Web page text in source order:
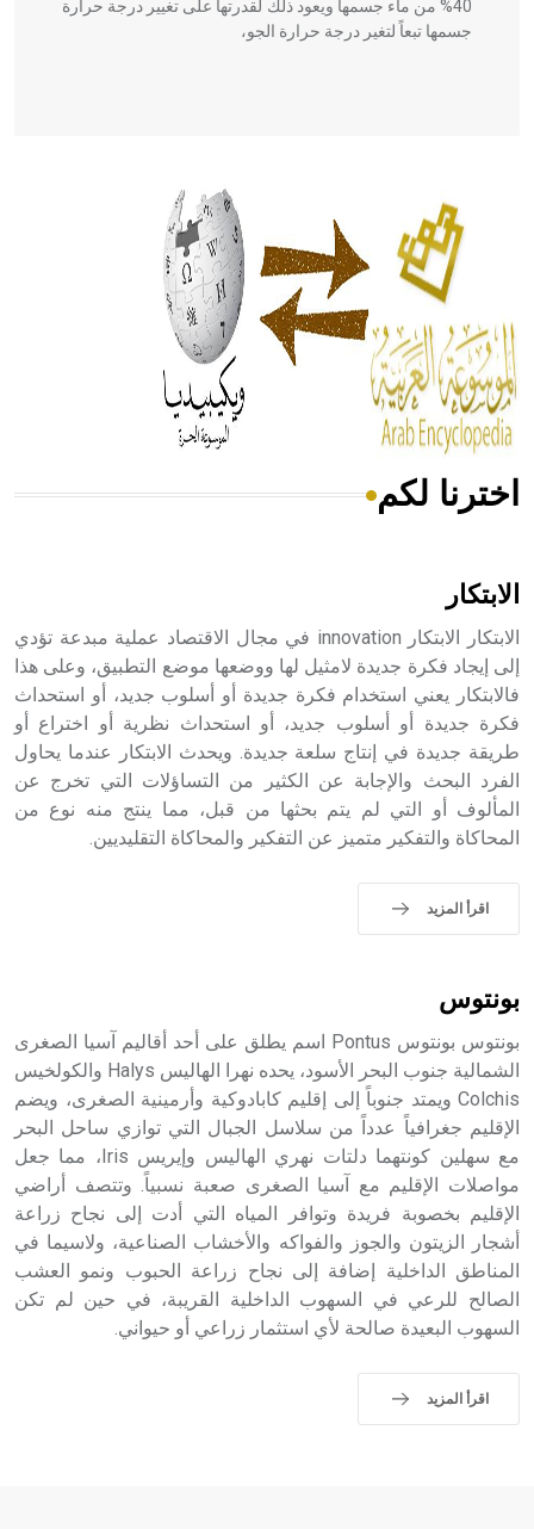
40% من ماء جسمها ويعود ذلك لقدرتها على تغيير درجة حرارة
جسمها تبعاً لتغير درجة حرارة الجو،
الحكم، الأدلة، تنظيم التغذية، ورسالته في جروح الرأس. ويعود
له الفضل بأنه حرر الطب من الدين والفلسفة.
- هل تعلم أن المرجان إفراز حيواني يتكون في البحر ويتركب
من مادة كربونات الكلسيوم، وهو أحمر أو شديد الحمرة وهو
أجود أنواعه، ويمتاز بكبر الحجم ويسمى الش
هل تعلم أن الأبسيد كلمة فرنسية اللفظ تم اعتمادها مصطلحاً
- هل تعلم أن أبجر Abgar اسم معروف جيداً يعود إلى عدد من
الملوك الذين حكموا مدينة إديسا (الرها) من أبجر الأول وحتى
التاسع، وهم ينتسبون إلى أسرة أوسروين
sign تكتب منفصلة غير متصلة، وتعتمد المبدأ الأكوروفوني،
اخترنا لكم
الابتكار
الابتكار الابتكار innovation في مجال الاقتصاد عملية مبدعة تؤدي
إلى إيجاد فكرة جديدة لامثيل لها ووضعها موضع التطبيق، وعلى هذا
فالابتكار يعني استخدام فكرة جديدة أو أسلوب جديد، أو استحداث
فكرة جديدة أو أسلوب جديد، أو استحداث نظرية أو اختراع أو
طريقة جديدة في إنتاج سلعة جديدة. ويحدث الابتكار عندما يحاول
الفرد البحث والإجابة عن الكثير من التساؤلات التي تخرج عن
المألوف أو التي لم يتم بحثها من قبل، مما ينتج منه نوع من
المحاكاة والتفكير متميز عن التفكير والمحاكاة التقليديين.
اقرأ المزيد
بونتوس
بونتوس بونتوس Pontus اسم يطلق على أحد أقاليم آسيا الصغرى
الشمالية جنوب البحر الأسود، يحده نهرا الهاليس Halys والكولخيس
Colchis ويمتد جنوباً إلى إقليم كابادوكية وأرمينية الصغرى، ويضم
الإقليم جغرافياً عدداً من سلاسل الجبال التي توازي ساحل البحر
مع سهلين كونتهما دلتات نهري الهاليس وإيريس Iris، مما جعل
مواصلات الإقليم مع آسيا الصغرى صعبة نسبياً. وتتصف أراضي
الإقليم بخصوبة فريدة وتوافر المياه التي أدت إلى نجاح زراعة
أشجار الزيتون والجوز والفواكه والأخشاب الصناعية، ولاسيما في
المناطق الداخلية إضافة إلى نجاح زراعة الحبوب ونمو العشب
الصالح للرعي في السهوب الداخلية القريبة، في حين لم تكن
السهوب البعيدة صالحة لأي استثمار زراعي أو حيواني.
اقرأ المزيد